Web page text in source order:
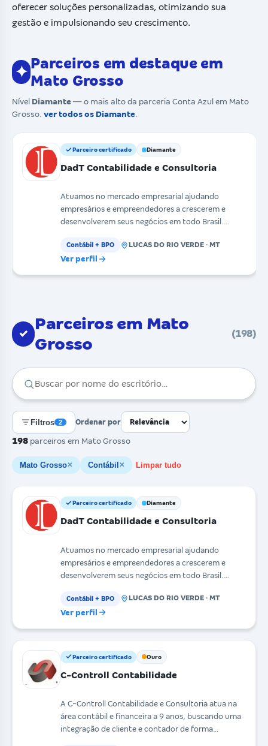
oferecer soluções personalizadas, otimizando sua
gestão e impulsionando seu crescimento.
✦
Parceiros em destaque em
Mato Grosso
Nível Diamante — o mais alto da parceria Conta Azul em Mato
Grosso. ver todos os Diamante.
Parceiro certificado Diamante
DadT Contabilidade e Consultoria
Atuamos no mercado empresarial ajudando
empresários e empreendedores a crescerem e
desenvolverem seus negócios em todo Brasil.
Contábil + BPO LUCAS DO RIO VERDE · MT
Ver perfil
✓
Parceiros em Mato
Grosso
(198)
Filtros 2
198 parceiros em Mato Grosso
Ordenar por
Mato Grosso✕ Contábil ✕ Limpar tudo
Parceiro certificado Diamante
DadT Contabilidade e Consultoria
Atuamos no mercado empresarial ajudando
empresários e empreendedores a crescerem e
desenvolverem seus negócios em todo Brasil.
Contábil + BPO LUCAS DO RIO VERDE · MT
Ver perfil
Parceiro certificado Ouro
C-Controll Contabilidade
A C-Controll Contabilidade e Consultoria atua na
área contábil e financeira a 9 anos, buscando uma
integração de cliente e contador de forma